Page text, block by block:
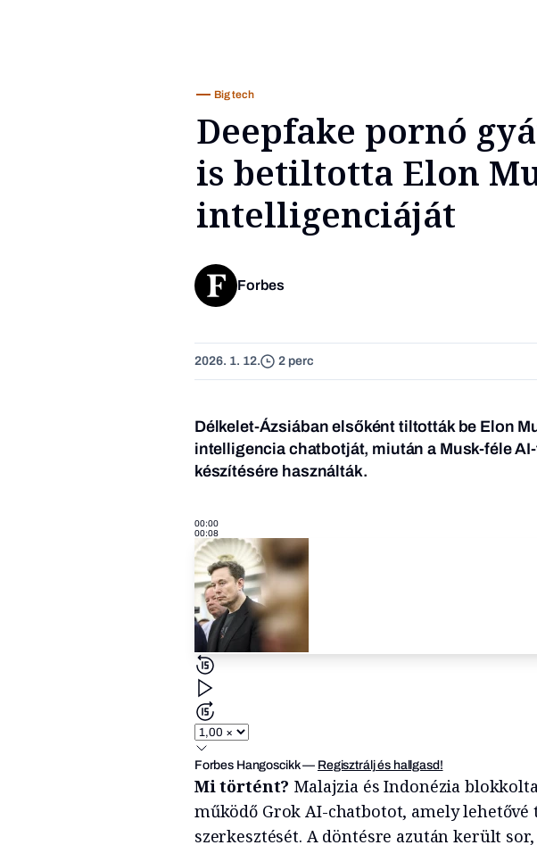
Big tech
Deepfake pornó
is betiltotta Elon
intelligenciáját
Forbes
2026. 1. 12. 2 perc
Délkelet-Ázsiában elsőként tiltották be Elon
intelligencia chatbotját, miután a Musk-féle
készítésére használták.
00:00
00:08
Forbes Hangoscikk— Regisztrálj és hallgasd!
Mi történt? Malajzia és Indonézia
működő Grok AI-chatbotot, amely lehetővé
szerkesztését. A döntésre azután került